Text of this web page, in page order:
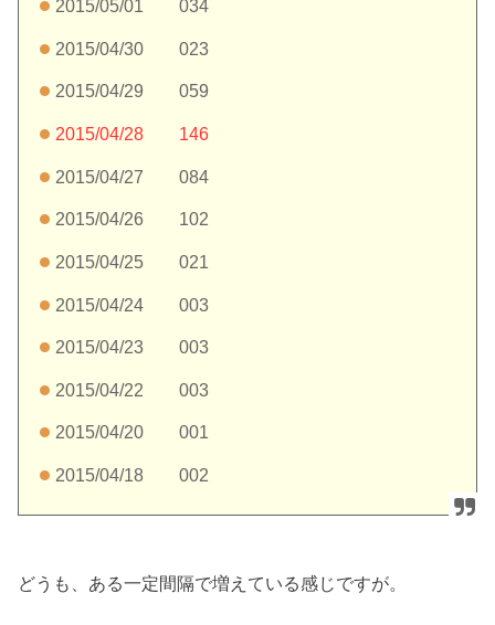
2015/05/01 034
2015/04/30 023
2015/04/29 059
2015/04/28 146
2015/04/27 084
2015/04/26 102
2015/04/25 021
2015/04/24 003
2015/04/23 003
2015/04/22 003
2015/04/20 001
2015/04/18 002
どうも、ある一定間隔で増えている感じですが。